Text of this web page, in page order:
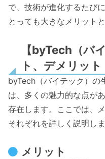
で、技術が進化するたび
とっても大きなメリット
【byTech（バ
ト、デメリット
byTech（バイテック）の
は、多くの魅力的な点が
存在します。ここでは、
それぞれを詳しく説明しま
メリット